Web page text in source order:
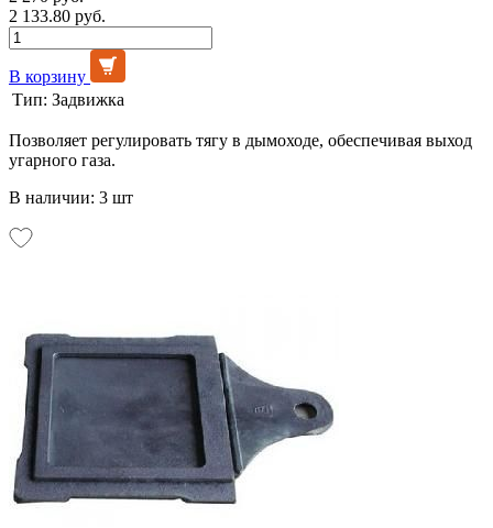
2 133.80 руб.
В корзину
Тип: Задвижка
Позволяет регулировать тягу в дымоходе, обеспечивая выход
угарного газа.
В наличии: 3 шт